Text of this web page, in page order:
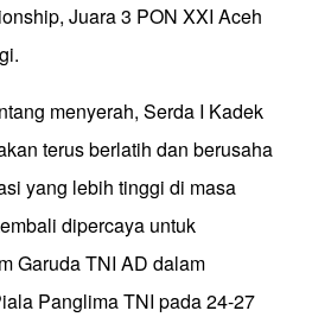
Juara 3 PON XXI Aceh
menyerah, Serda I Kadek
terus berlatih dan berusaha
yang lebih tinggi di masa
dipercaya untuk
Garuda TNI AD dalam
Panglima TNI pada 24-27